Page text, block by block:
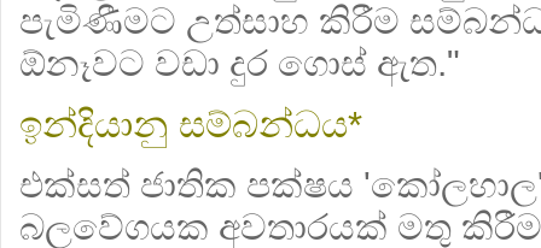
පැමිණීමට උත්සාහ කිරීම
ඕනෑවට වඩා දුර ගොස් ඇත."
ඉන්දියානු සම්බන්ධය*
එක්සත් ජාතික පක්ෂය
බලවේගයක අවතාරයක් මතු